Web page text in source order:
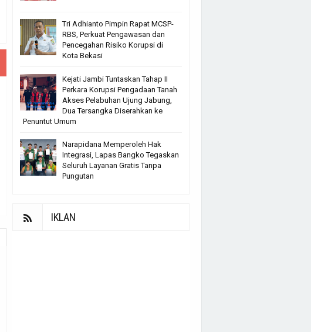
Tri Adhianto Pimpin Rapat MCSP-
RBS, Perkuat Pengawasan dan
Pencegahan Risiko Korupsi di
Kota Bekasi
Kejati Jambi Tuntaskan Tahap II
Perkara Korupsi Pengadaan Tanah
Akses Pelabuhan Ujung Jabung,
Dua Tersangka Diserahkan ke
Penuntut Umum
Narapidana Memperoleh Hak
Integrasi, Lapas Bangko Tegaskan
Seluruh Layanan Gratis Tanpa
Pungutan
IKLAN